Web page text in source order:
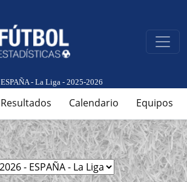
ESPAÑA - La Liga - 2025-2026
Resultados Calendario Equipos